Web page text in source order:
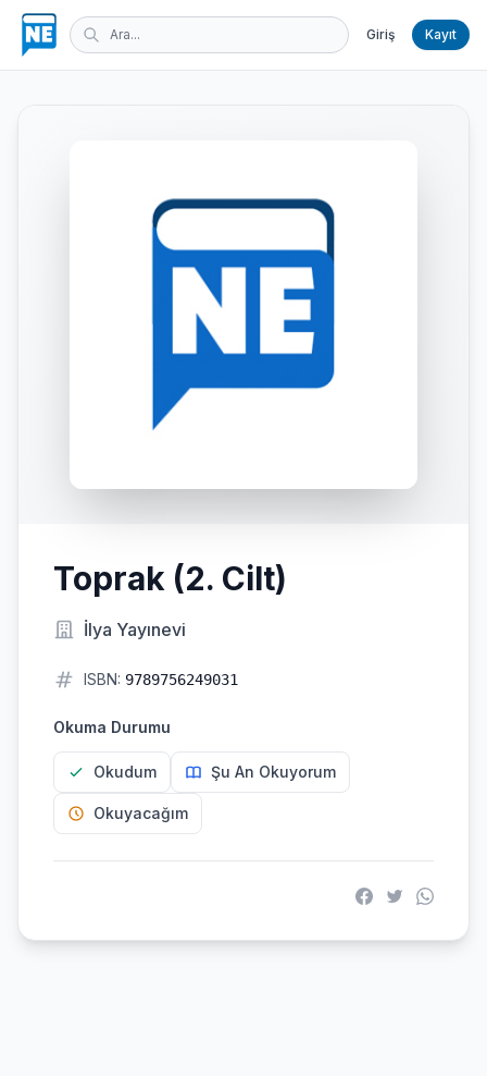
Giriş Kayıt
Toprak (2. Cilt)
İlya Yayınevi
ISBN: 9789756249031
Okuma Durumu
Okudum Şu An Okuyorum
Okuyacağım